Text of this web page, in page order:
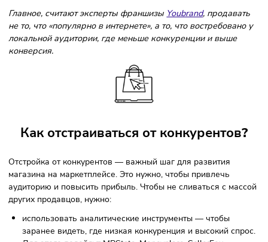
покупали на 19% чаще, чем в прошлом.
Одежда, обувь и товары для детей — это самая
эмоциональная покупка, где важен не бренд, а цена и
скорость доставки. Традиционно продажи одежды и
на электронных площадках только
аналитики зафиксировали двукратный рост продаж в
категории. Детские товары на маркетплейсах
Главное, считают эксперты франшизы Youbrand
не то, что «популярно в интернете», а то, что
локальной аудитории, где меньше конкуренции и выше
конверсия.